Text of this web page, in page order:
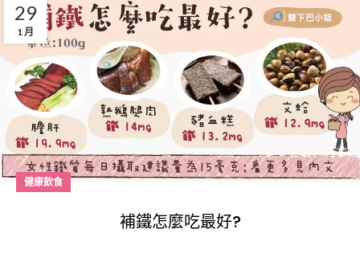
29
1 月
健康飲食
補鐵怎麼吃最好?